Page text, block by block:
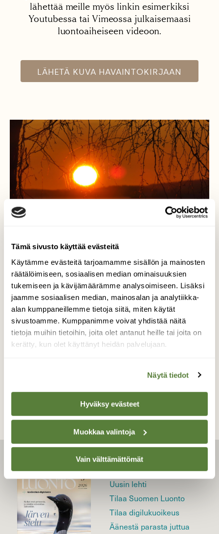
Tämä sivusto käyttää evästeitä
Käytämme evästeitä tarjoamamme sisällön ja mainosten
räätälöimiseen, sosiaalisen median ominaisuuksien
tukemiseen ja kävijämäärämme analysoimiseen. Lisäksi
jaamme sosiaalisen median, mainosalan ja analytiikka-
alan kumppaneillemme tietoja siitä, miten käytät
sivustoamme. Kumppanimme voivat yhdistää näitä
tietoja muihin tietoihin, joita olet antanut heille tai joita on
kerätty, kun olet käyttänyt heidän palvelujaan.
Näytä tiedot
Hyväksy evästeet
Muokkaa valintoja
Vain välttämättömät
lähettää meille myös linkin esimerkiksi
Youtubessa tai Vimeossa julkaisemaasi
luontoaiheiseen videoon.
LÄHETÄ KUVA HAVAINTOKIRJAAN
Värit valloillaan...
..viikon ainoan aurinkoisen päivän
auringonlasku oli kuin maalauksesta.
Valokuvaaja: Arja Valtonen, Lahti 27.1.2023
TAKAISIN LISTAAN
LEHTI
Uusin lehti
Tilaa Suomen Luonto
Tilaa digilukuoikeus
Äänestä parasta juttua